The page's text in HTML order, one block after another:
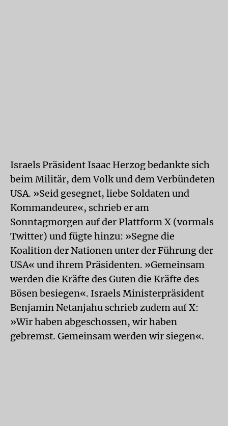
Israels Präsident Isaac Herzog bedankte sich
beim Militär, dem Volk und dem Verbündeten
USA. »Seid gesegnet, liebe Soldaten und
Kommandeure«, schrieb er am
Sonntagmorgen auf der Plattform X (vormals
Twitter) und fügte hinzu: »Segne die
Koalition der Nationen unter der Führung der
USA« und ihrem Präsidenten. »Gemeinsam
werden die Kräfte des Guten die Kräfte des
Bösen besiegen«. Israels Ministerpräsident
Benjamin Netanjahu schrieb zudem auf X:
»Wir haben abgeschossen, wir haben
gebremst. Gemeinsam werden wir siegen«.